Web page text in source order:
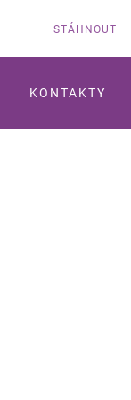
STÁHNOUT
KONTAKTY